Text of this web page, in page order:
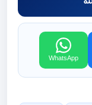
WhatsApp